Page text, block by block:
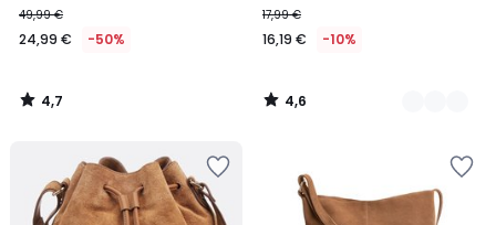
49,99 €
24,99 € -50%
4,7
/
17,99 €
16,19 € -10%
4,6
/